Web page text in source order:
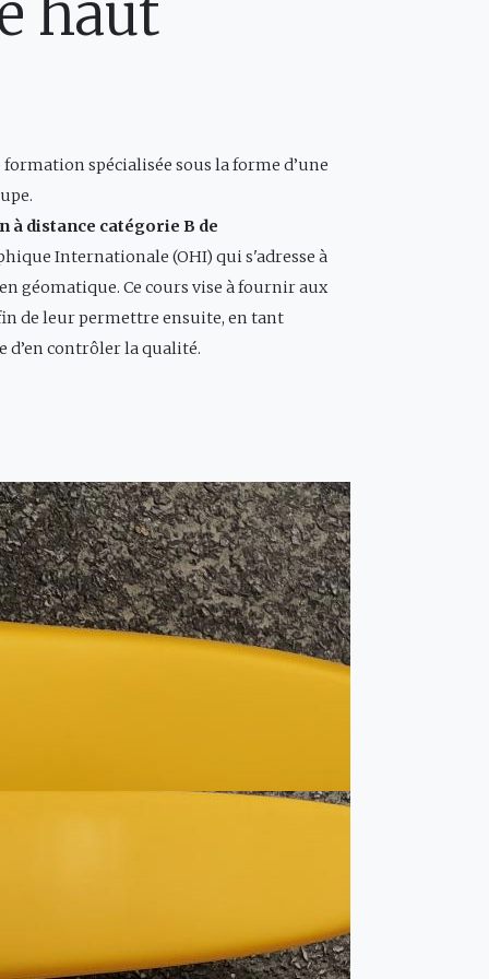
haut
spécialisée sous la forme d’une
à distance catégorie B de
Internationale (OHI) qui s'adresse à
géomatique. Ce cours vise à fournir aux
de leur permettre ensuite, en tant
d’en contrôler la qualité.